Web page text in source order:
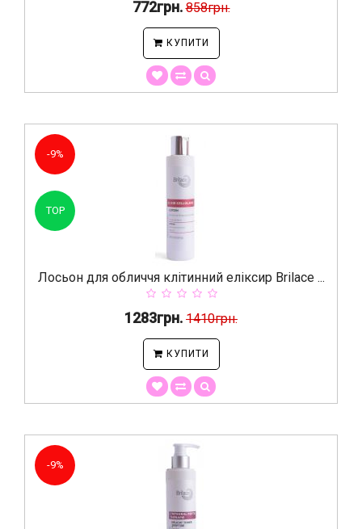
772грн. 858грн.
КУПИТИ
-9%
TOP
Лосьон для обличчя клітинний еліксир Brilace ...
1283грн. 1410грн.
КУПИТИ
-9%